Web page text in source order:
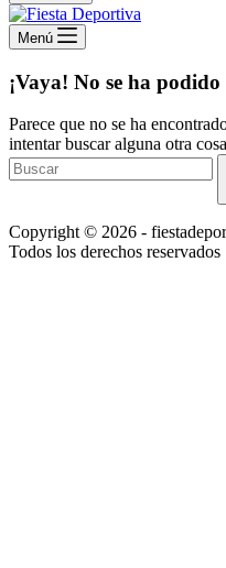
Menú
¡Vaya! No se ha
Parece que no se ha
intentar buscar alguna otra
resultados
Copyright © 2026 -
Todos los derechos reservados